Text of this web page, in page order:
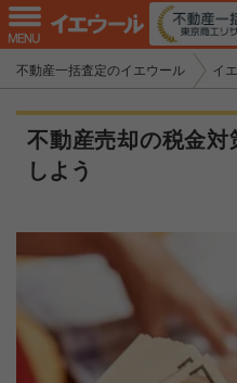
不動産一括査定のイエウール イ
不動産売却の税金
しよう